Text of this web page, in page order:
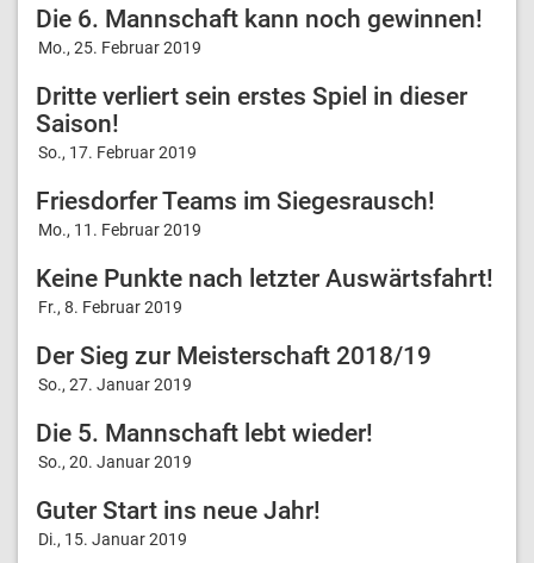
Die 6. Mannschaft kann noch gewinnen!
Mo., 25. Februar 2019
Dritte verliert sein erstes Spiel in dieser
Saison!
So., 17. Februar 2019
Friesdorfer Teams im Siegesrausch!
Mo., 11. Februar 2019
Keine Punkte nach letzter Auswärtsfahrt!
Fr., 8. Februar 2019
Der Sieg zur Meisterschaft 2018/19
So., 27. Januar 2019
Die 5. Mannschaft lebt wieder!
So., 20. Januar 2019
Guter Start ins neue Jahr!
Di., 15. Januar 2019